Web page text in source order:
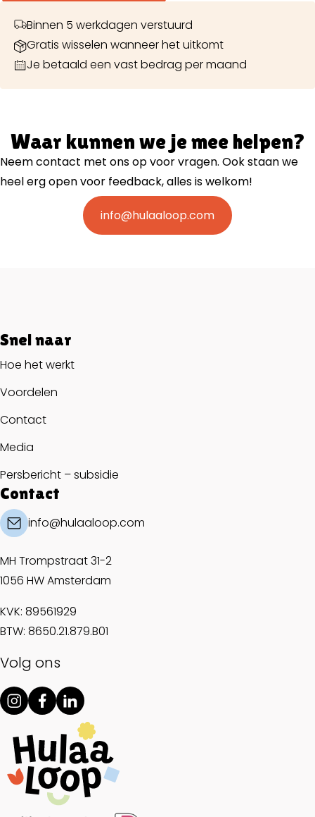
Binnen 5 werkdagen verstuurd
Gratis wisselen wanneer het uitkomt
Je betaald een vast bedrag per maand
Waar kunnen we je mee helpen?
Neem contact met ons op voor vragen. Ook staan we
heel erg open voor feedback, alles is welkom!
info@hulaaloop.com
Snel naar
Hoe het werkt
Voordelen
Contact
Media
Persbericht – subsidie
Contact
info@hulaaloop.com
MH Trompstraat 31-2
1056 HW Amsterdam
KVK: 89561929
BTW: 8650.21.879.B01
Volg ons